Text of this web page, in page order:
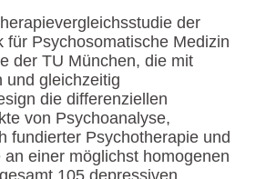
der
für Psychosomatische Medizin
der TU München, die mit
und gleichzeitig
die differenziellen
von Psychoanalyse,
fundierter Psychotherapie und
einer möglichst homogenen
105 depressiven